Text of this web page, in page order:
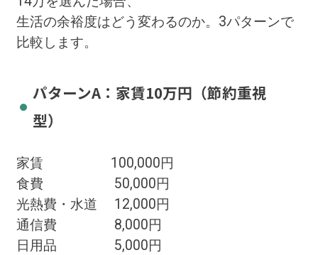
生活の余裕度はどう変わるのか。3パターンで
比較します。
パターンA：家賃10万円（節約重視
型）
家賃 100,000円
食費 50,000円
光熱費・水道 12,000円
通信費 8,000円
日用品 5,000円